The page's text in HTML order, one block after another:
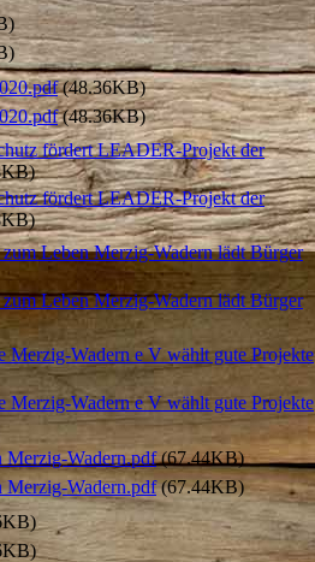
(48.36KB)
(48.36KB)
fördert LEADER-Projekt der
fördert LEADER-Projekt der
Leben Merzig-Wadern lädt Bürger
Leben Merzig-Wadern lädt Bürger
Merzig-Wadern e V wählt gute Projekte
Merzig-Wadern e V wählt gute Projekte
Wadern.pdf(67.44KB)
Wadern.pdf(67.44KB)